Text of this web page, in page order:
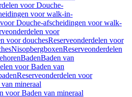
voor Douche-
voor walk-in-
Douche-afscheidingen voor walk-
voor
voor douchesReserveonderdelen voor
NisopbergboxenReserveonderdelen
BadenBaden van
voor Baden van
Reserveonderdelen voor
mineraal
voor Baden van mineraal